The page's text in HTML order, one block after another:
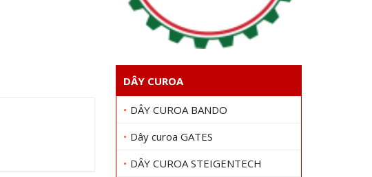
DÂY CUROA
DÂY CUROA BANDO
Dây curoa GATES
DÂY CUROA STEIGENTECH